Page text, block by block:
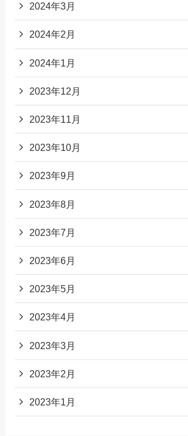
2024年3月
2024年2月
2024年1月
2023年12月
2023年11月
2023年10月
2023年9月
2023年8月
2023年7月
2023年6月
2023年5月
2023年4月
2023年3月
2023年2月
2023年1月